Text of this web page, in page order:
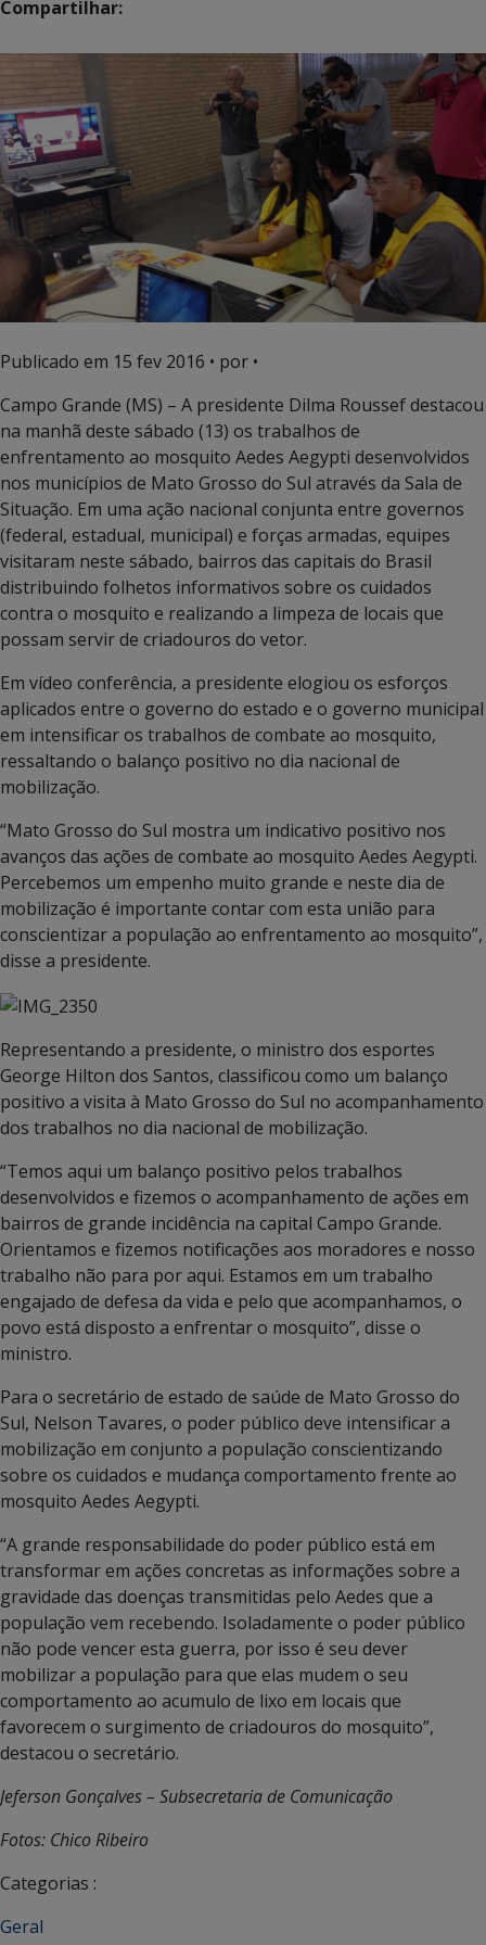
Compartilhar:
Publicado em 15 fev 2016 • por •
Campo Grande (MS) – A presidente Dilma Roussef destacou
na manhã deste sábado (13) os trabalhos de
enfrentamento ao mosquito Aedes Aegypti desenvolvidos
nos municípios de Mato Grosso do Sul através da Sala de
Situação. Em uma ação nacional conjunta entre governos
(federal, estadual, municipal) e forças armadas, equipes
visitaram neste sábado, bairros das capitais do Brasil
distribuindo folhetos informativos sobre os cuidados
contra o mosquito e realizando a limpeza de locais que
possam servir de criadouros do vetor.
Em vídeo conferência, a presidente elogiou os esforços
aplicados entre o governo do estado e o governo municipal
em intensificar os trabalhos de combate ao mosquito,
ressaltando o balanço positivo no dia nacional de
mobilização.
“Mato Grosso do Sul mostra um indicativo positivo nos
avanços das ações de combate ao mosquito Aedes Aegypti.
Percebemos um empenho muito grande e neste dia de
mobilização é importante contar com esta união para
conscientizar a população ao enfrentamento ao mosquito”,
disse a presidente.
Representando a presidente, o ministro dos esportes
George Hilton dos Santos, classificou como um balanço
positivo a visita à Mato Grosso do Sul no acompanhamento
dos trabalhos no dia nacional de mobilização.
“Temos aqui um balanço positivo pelos trabalhos
desenvolvidos e fizemos o acompanhamento de ações em
bairros de grande incidência na capital Campo Grande.
Orientamos e fizemos notificações aos moradores e nosso
trabalho não para por aqui. Estamos em um trabalho
engajado de defesa da vida e pelo que acompanhamos, o
povo está disposto a enfrentar o mosquito”, disse o
ministro.
Para o secretário de estado de saúde de Mato Grosso do
Sul, Nelson Tavares, o poder público deve intensificar a
mobilização em conjunto a população conscientizando
sobre os cuidados e mudança comportamento frente ao
mosquito Aedes Aegypti.
“A grande responsabilidade do poder público está em
transformar em ações concretas as informações sobre a
gravidade das doenças transmitidas pelo Aedes que a
população vem recebendo. Isoladamente o poder público
não pode vencer esta guerra, por isso é seu dever
mobilizar a população para que elas mudem o seu
comportamento ao acumulo de lixo em locais que
favorecem o surgimento de criadouros do mosquito”,
destacou o secretário.
Jeferson Gonçalves – Subsecretaria de Comunicação
Fotos: Chico Ribeiro
Categorias :
Geral